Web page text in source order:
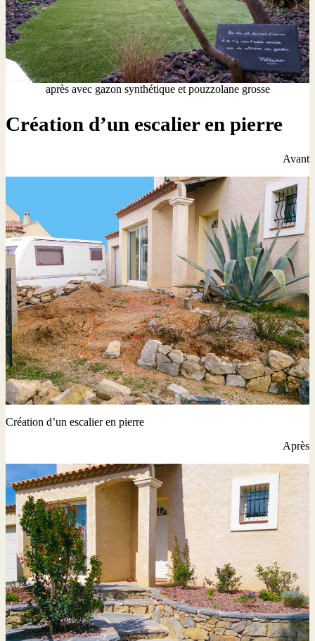
après avec gazon synthétique et pouzzolane grosse
Création d’un escalier en pierre
Avant
Création d’un escalier en pierre
Après